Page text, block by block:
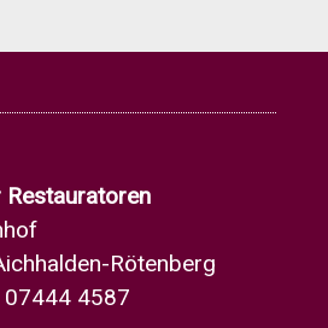
Restauratoren
Rötenberg
07444 4587